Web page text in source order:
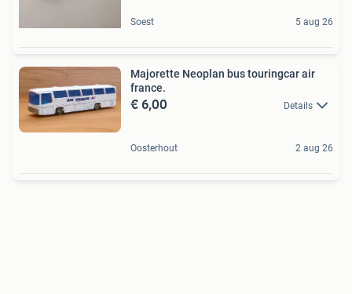
Soest 5 aug 26
Majorette Neoplan bus touringcar air
france.
€ 6,00 Details
Oosterhout 2 aug 26